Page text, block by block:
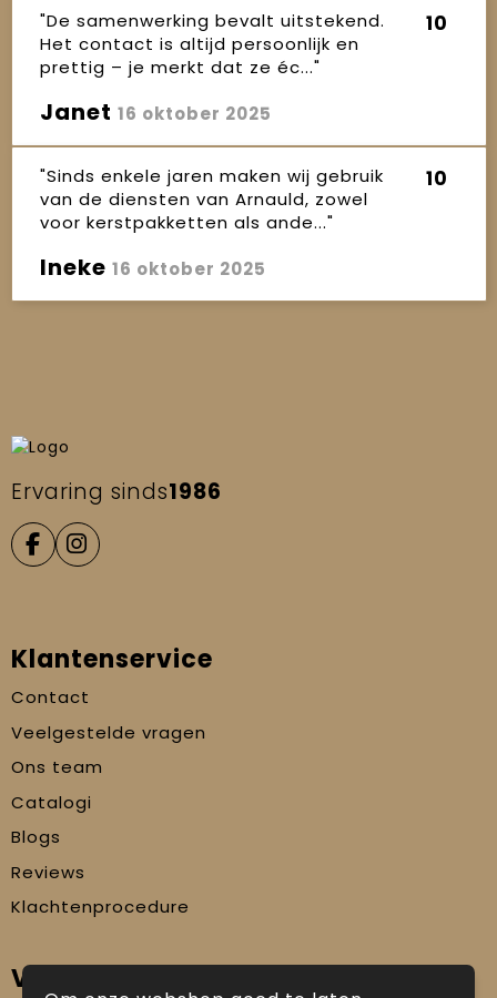
"De samenwerking bevalt uitstekend.
Het contact is altijd persoonlijk en
prettig – je merkt dat ze éc..."
10
Janet 16 oktober 2025
"Sinds enkele jaren maken wij gebruik
van de diensten van Arnauld, zowel
voor kerstpakketten als ande..."
10
Ineke 16 oktober 2025
Ervaring sinds1986
Klantenservice
Contact
Veelgestelde vragen
Ons team
Catalogi
Blogs
Reviews
Klachtenprocedure
Veilig winkelen